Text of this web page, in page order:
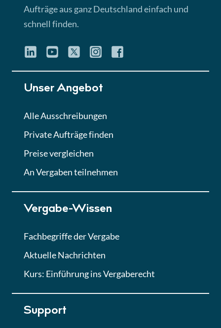
Aufträge aus ganz Deutschland einfach und
schnell finden.
Unser Angebot
Alle Ausschreibungen
Private Aufträge finden
Preise vergleichen
An Vergaben teilnehmen
Vergabe-Wissen
Fachbegriffe der Vergabe
Aktuelle Nachrichten
Kurs: Einführung ins Vergaberecht
Support